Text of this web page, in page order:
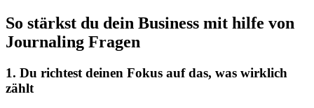
So stärkst du dein Business mit hilfe von
Journaling Fragen
1. Du richtest deinen Fokus auf das, was wirklich
zählt